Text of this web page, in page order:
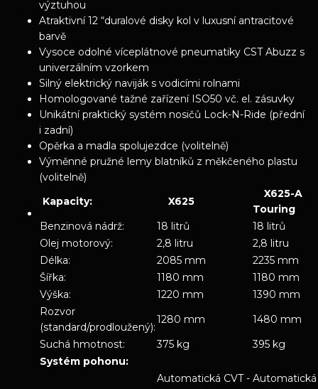
výztuhou
Atraktivní 12 “duralové disky kol v luxusní antracitové
barvě
Vysoce odolné víceplátnové pneumatiky CST Abuzz s
univerzálním vzorkem
Silný elektrický naviják s vodicími rolnami
Homologované tažné zařízení ISO50 vč. el. zásuvky
Unikátní praktický systém nosičů Lock-N-Ride (přední
i zadní)
Opěrka a madla spolujezdce (volitelně)
Výměnné pružné lemy blatníků z měkčeného plastu
(volitelně)
Kapacity:
X625
X625-A
Touring
Benzinová nádrž:
18 litrů
18 litrů
Olej motorový:
2,8 litru
2,8 litru
Délka:
2085 mm
2235 mm
Šířka:
1180 mm
1180 mm
Výška:
1220 mm
1390 mm
Rozvor
(standard/prodloužený):
1280 mm
1480 mm
Suchá hmotnost:
375 kg
395 kg
Systém pohonu:
Automatická CVT - Automatická